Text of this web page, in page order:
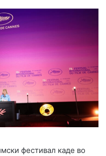
фестивал каде во